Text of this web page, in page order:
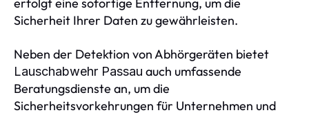
Sicherheit Ihrer Daten zu gewährleisten.
Neben der Detektion von Abhörgeräten bietet
Lauschabwehr Passau auch umfassende
Beratungsdienste an, um die
Sicherheitsvorkehrungen für Unternehmen und